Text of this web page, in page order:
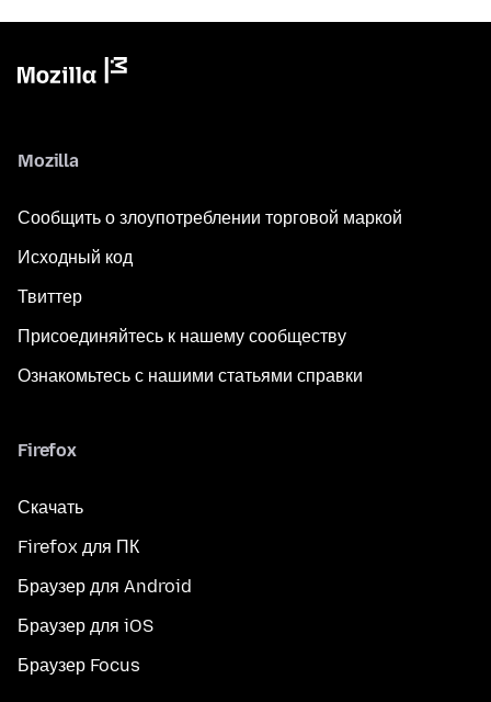
Mozilla
Сообщить о злоупотреблении торговой маркой
Исходный код
Твиттер
Присоединяйтесь к нашему сообществу
Ознакомьтесь с нашими статьями справки
Firefox
Скачать
Firefox для ПК
Браузер для Android
Браузер для iOS
Браузер Focus